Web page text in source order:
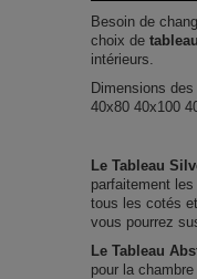
Besoin de
choix de
intérieurs.
Dimensions
40x80 40x100
Le Tableau
parfaitement
tous les cotés
vous pourrez
Le Tableau
pour la